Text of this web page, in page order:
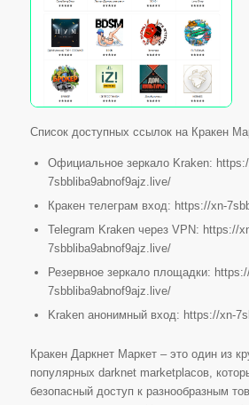
Список доступных ссылок на Кракен
Официальное зеркало Kraken:
7sbbliba9abnof9ajz.live/
Кракен телеграм вход: https://xn-
Telegram Kraken через VPN: https://
7sbbliba9abnof9ajz.live/
Резервное зеркало площадки:
7sbbliba9abnof9ajz.live/
Kraken анонимный вход: https://xn-
Кракен Даркнет Маркет – это один из
популярных darknet marketplacов,
безопасный доступ к разнообразным